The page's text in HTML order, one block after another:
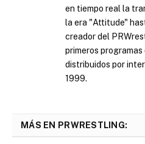
en tiempo real la
la era "Attitude"
creador del
primeros
distribuidos por
1999.
MÁS EN PRWRESTLING: